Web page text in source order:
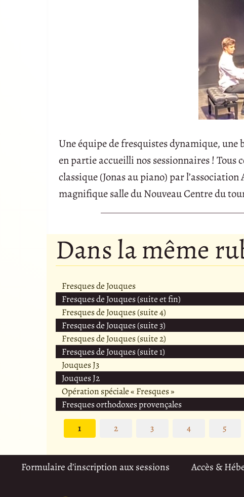
Une équipe de fresquistes dynamique, une
en partie accueilli nos sessionnaires ! Tous
classique (Jonas au piano) par
magnifique salle du Nouveau Centre du
Dans la même
Fresques de Jouques
Fresques de Jouques (suite et fin)
Fresques de Jouques (suite 4)
Fresques de Jouques (suite 3)
Fresques de Jouques (suite 2)
Fresques de Jouques (suite 1)
Jouques J3
Jouques J2
Opération spéciale « Fresques »
Fresques orthodoxes provençales
1
2 3 4 5
Formulaire d’inscription aux sessions Accès &